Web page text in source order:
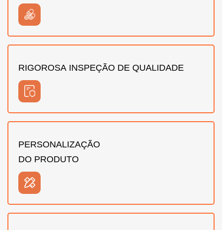
RIGOROSA INSPEÇÃO DE QUALIDADE
PERSONALIZAÇÃO
DO PRODUTO